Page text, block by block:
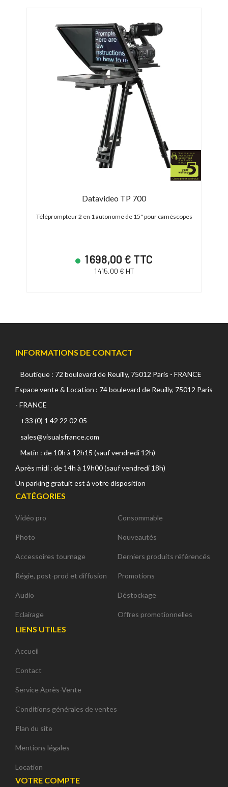
Datavideo TP 700
Téléprompteur 2 en 1 autonome de 15" pour caméscopes
1 698,00 € TTC
1 415,00 € HT
INFORMATIONS DE CONTACT
Boutique : 72 boulevard de Reuilly, 75012 Paris - FRANCE
Espace vente & Location : 74 boulevard de Reuilly, 75012 Paris
- FRANCE
+33 (0) 1 42 22 02 05
sales@visualsfrance.com
Matin : de 10h à 12h15 (sauf vendredi 12h)
Après midi : de 14h à 19h00 (sauf vendredi 18h)
Un parking gratuit est à votre disposition
CATÉGORIES
Vidéo pro
Photo
Accessoires tournage
Régie, post-prod et diffusion
Audio
Eclairage
Consommable
Nouveautés
Derniers produits référencés
Promotions
Déstockage
Offres promotionnelles
LIENS UTILES
Accueil
Contact
Service Après-Vente
Conditions générales de ventes
Plan du site
Mentions légales
Location
VOTRE COMPTE